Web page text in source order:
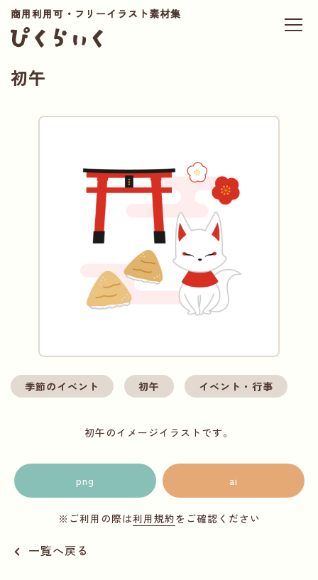
商用利用可・フリーイラスト素材集
初午
季節のイベント 初午 イベント・行事
初午のイメージイラストです。
png ai
※ご利用の際は利用規約をご確認ください
一覧へ戻る